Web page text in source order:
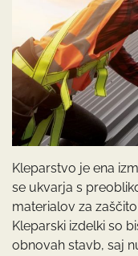
Kleparstvo je ena
se ukvarja s
materialov za
Kleparski izdelki so
obnovah stavb, saj